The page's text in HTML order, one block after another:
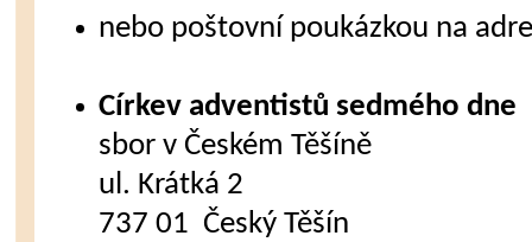
nebo poštovní poukázkou na
Církev adventistů sedmého dne
sbor v Českém Těšíně
ul. Krátká 2
737 01 Český Těšín